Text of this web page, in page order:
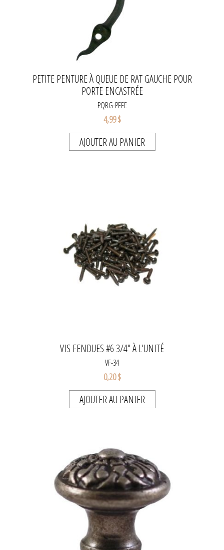
PETITE PENTURE À QUEUE DE RAT GAUCHE POUR
PORTE ENCASTRÉE
PQRG-PFFE
4,99 $
AJOUTER AU PANIER
VIS FENDUES #6 3/4" À L'UNITÉ
VF-34
0,20 $
AJOUTER AU PANIER